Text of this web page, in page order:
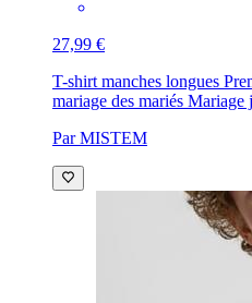
27,99 €
T-shirt manches longues
mariage des mariés Mariage
Par MISTEM